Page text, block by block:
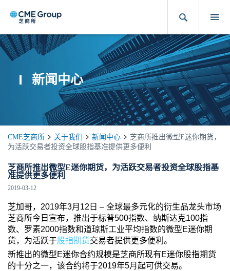
新闻中心
CME芝商所 关于我们 新闻中心
芝商所推出微型E迷你期货，
为活跃交易者投资全球股指基准提供更多便利
芝商所推出微型E迷你期货，为活跃交易者投资全球股指基
准提供更多便利
2019-03-12
芝加哥，2019年3月12日 – 全球最多元化的衍生品龙头市场
芝商所今日宣布，推出于标普500指数、纳斯达克100指
数、罗素2000指数和道琼斯工业平均指数的微型E迷你期
货，为活跃于股指期货交易者提供更多便利。
新推出的微型E迷你合约规模是芝商所现有E迷你股指期货
的十分之一，该合约将于2019年5月起可供交易。